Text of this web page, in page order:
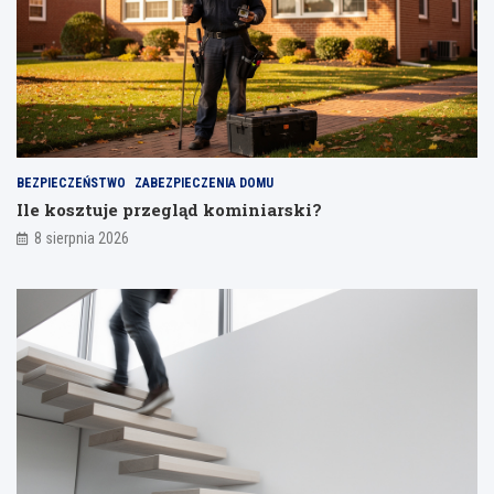
s
p
a
j
a
i
a
BEZPIECZEŃSTWO ZABEZPIECZENIA DOMU
Ile kosztuje przegląd kominiarski?
8 sierpnia 2026